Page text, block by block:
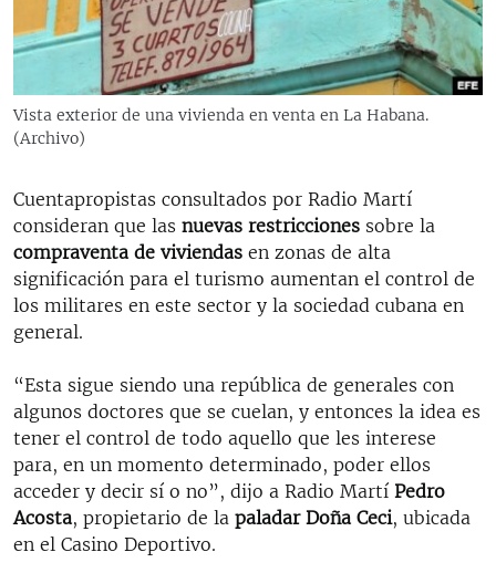
RADIO MARTÍ
ESPECIALES
ESPECIALES
LA REALIDAD DE LA VIVIENDA EN CUBA
KENTU-CUBANO
LOS SANTOS DE HIALEAH
DESINFORMACIÓN RUSA EN AMÉRICA LATINA
LA INVASIÓN DE RUSIA A UCRANIA
MULTIMEDIA
EDITORIALES
SÍGUENOS
Vista exterior de una vivienda en venta en La Habana.
(Archivo)
Cuentapropistas consultados por Radio Martí
consideran que las nuevas restricciones sobre la
compraventa de viviendas en zonas de alta
significación para el turismo aumentan el control de
los militares en este sector y la sociedad cubana en
general.
“Esta sigue siendo una república de generales con
algunos doctores que se cuelan, y entonces la idea es
tener el control de todo aquello que les interese
para, en un momento determinado, poder ellos
acceder y decir sí o no”, dijo a Radio Martí Pedro
Acosta, propietario de la paladar Doña Ceci, ubicada
en el Casino Deportivo.